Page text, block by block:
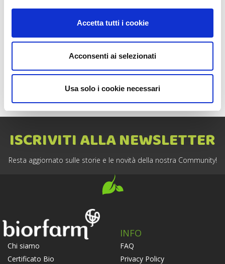
Accetta tutti i cookie
Acconsenti ai selezionati
Usa solo i cookie necessari
con 1711, laCalabriacon 1.148 e l’Emilia Romagnacon 1.050,
con diversi tipi di colture per ogni terreno.
Non ci resta che augurare buona fortuna a tutti igiovani
Facebook
Twitter
ISCRIVITI ALLA NEWSLETTER
Resta aggiornato sulle storie e le novità della nostra Community!
Chi siamo
Certificato Bio
INFO
FAQ
Privacy Policy